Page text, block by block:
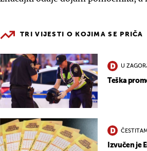
TRI VIJESTI O KOJIMA SE PRIČA
U
Teška
Izvučen je